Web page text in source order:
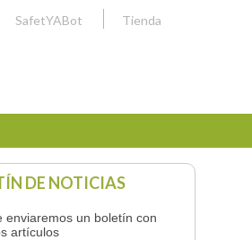
SafetYABot Tienda
DE NOTICIAS
enviaremos un boletín con
artículos